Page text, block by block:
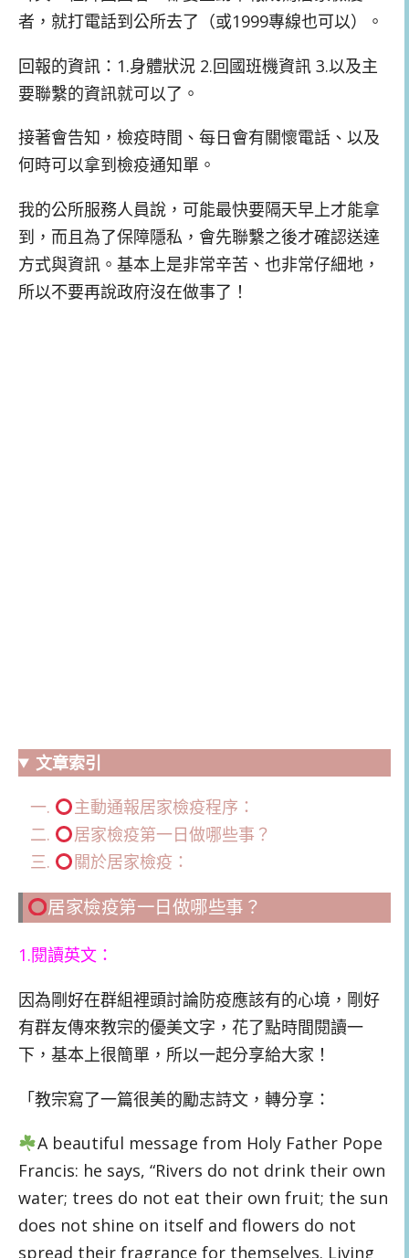
者，就打電話到公所去了（或1999專線也可以）。
回報的資訊：1.身體狀況 2.回國班機資訊 3.以及主
要聯繫的資訊就可以了。
接著會告知，檢疫時間、每日會有關懷電話、以及
何時可以拿到檢疫通知單。
我的公所服務人員說，可能最快要隔天早上才能拿
到，而且為了保障隱私，會先聯繫之後才確認送達
方式與資訊。基本上是非常辛苦、也非常仔細地，
所以不要再說政府沒在做事了！
文章索引
主動通報居家檢疫程序：
居家檢疫第一日做哪些事？
關於居家檢疫：
居家檢疫第一日做哪些事？
1.閱讀英文：
因為剛好在群組裡頭討論防疫應該有的心境，剛好
有群友傳來教宗的優美文字，花了點時間閱讀一
下，基本上很簡單，所以一起分享給大家！
「教宗寫了一篇很美的勵志詩文，轉分享：
A beautiful message from Holy Father Pope
Francis: he says, “Rivers do not drink their own
water; trees do not eat their own fruit; the sun
does not shine on itself and flowers do not
spread their fragrance for themselves. Living